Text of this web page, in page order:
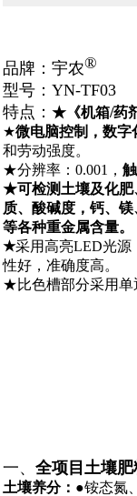
品牌：宇农®
型号：YN-TF03
特点： ★《机箱/药
★微电脑控制，数字
和劳动强度。
★分辨率：0.001，
★可检测土壤及化肥
质、酸碱度，钙、
等各种重金属含量。
★采用高亮LED光源
性好，准确度高。
★比色槽部分采用单
一、 全项目土壤
土壤养分： ●铵态氮